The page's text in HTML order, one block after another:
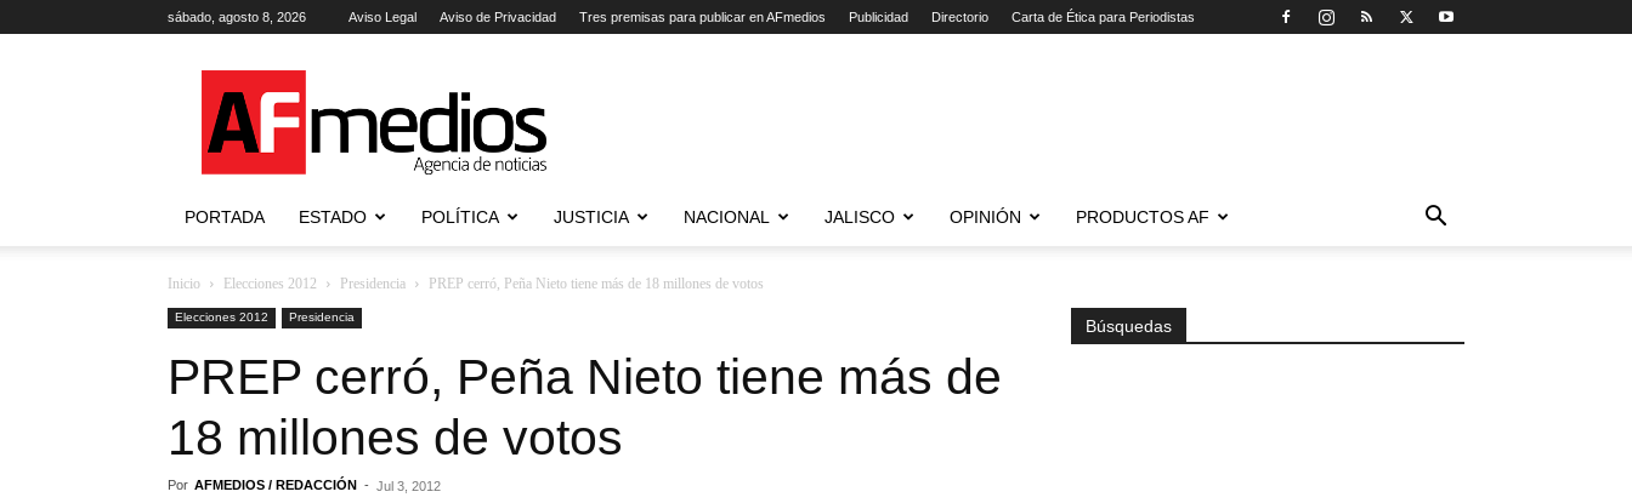
sábado, agosto 8, 2026 Aviso Legal Aviso de Privacidad Tres premisas para publicar en AFmedios Publicidad Directorio Carta de Ética para Periodistas
Agencia
de
Noticias
PORTADA ESTADO POLÍTICA JUSTICIA NACIONAL JALISCO OPINIÓN PRODUCTOS AF
Inicio Elecciones 2012 Presidencia PREP cerró, Peña Nieto tiene más de 18 millones de votos
Elecciones 2012 Presidencia
PREP cerró, Peña Nieto tiene más de
18 millones de votos
Por AFMEDIOS / REDACCIÓN - Jul 3, 2012
Búsquedas